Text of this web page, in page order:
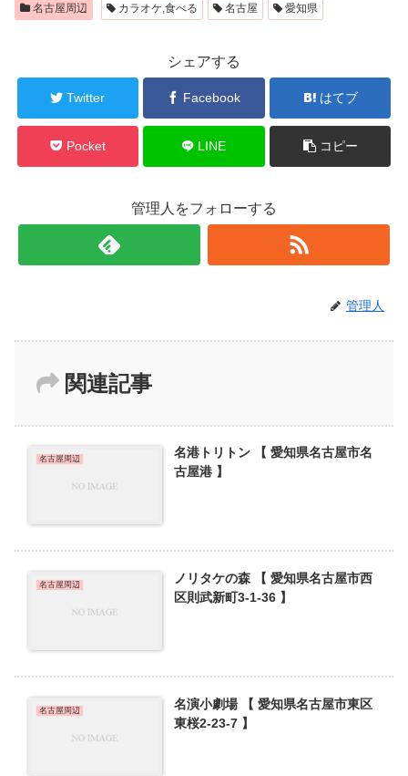
名古屋周辺 カラオケ,食べる 名古屋 愛知県
シェアする
Twitter Facebook はてブ
Pocket LINE コピー
管理人をフォローする
管理人
関連記事
名古屋周辺
名港トリトン 【 愛知県名古屋市名
古屋港 】
名古屋周辺
ノリタケの森 【 愛知県名古屋市西
区則武新町3-1-36 】
名古屋周辺
名演小劇場 【 愛知県名古屋市東区
東桜2-23-7 】